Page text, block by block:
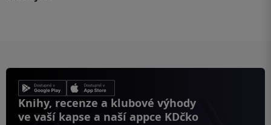
Knihy, recenze a klubové výhody
ve vaší kapse a naší appce KDčko